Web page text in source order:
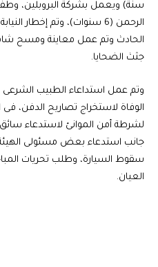
الرحمن (6 سنوات)، وتم إخطار
الحادث وتم عمل معاينة ومسح
جثث الضحايا.
وتم عمل استداعاء الطبيب الشرعى
الوفاة لاستخراج تصاريح الدفن،
لشرطة أمن الموانئ لاستدعاء
جانب استدعاء بعض مسئولى
سقوط السيارة، وطلب تحريات
العيان.